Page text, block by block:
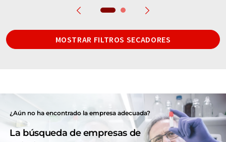
MOSTRAR FILTROS SECADORES
¿Aún no ha encontrado la empresa adecuada?
La búsqueda de empresas de